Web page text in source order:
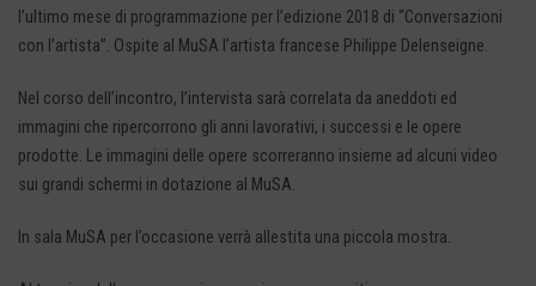
l’ultimo mese di programmazione per l’edizione 2018 di “Conversazioni
con l’artista”. Ospite al MuSA l’artista francese Philippe Delenseigne.
Nel corso dell’incontro, l’intervista sarà correlata da aneddoti ed
immagini che ripercorrono gli anni lavorativi, i successi e le opere
prodotte. Le immagini delle opere scorreranno insieme ad alcuni video
sui grandi schermi in dotazione al MuSA.
In sala MuSA per l’occasione verrà allestita una piccola mostra.